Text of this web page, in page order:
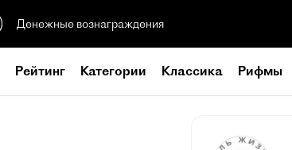
Денежные вознаграждения
Рейтинг Категории Классика Рифмы